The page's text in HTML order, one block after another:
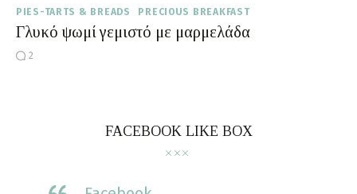
PIES-TARTS & BREADS PRECIOUS BREAKFAST
Γλυκό ψωμί γεμιστό με μαρμελάδα
2
FACEBOOK LIKE BOX